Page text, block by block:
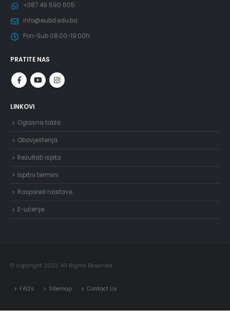
+387 49 590 605
info@eubd.edu.ba
Pon-Sub 08.00-19.00h
PRATITE NAS
LINKOVI
Oglasna tabla
Obavjestenja
Rezultati ispita
Ispitni termini
Raspored nastave
E-učenje
© copyright 2022. All Rights Reserved.
FAQ’s Sitemap Contact Us